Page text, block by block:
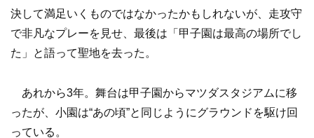
決して満足いくものではなかったかもしれないが、走攻守
で非凡なプレーを見せ、最後は「甲子園は最高の場所でし
た」と語って聖地を去った。
あれから3年。舞台は甲子園からマツダスタジアムに移
ったが、小園は“あの頃”と同じようにグラウンドを駆け回
っている。